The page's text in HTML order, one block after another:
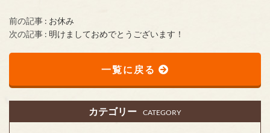
前の記事 : お休み
次の記事 : 明けましておめでとうございます！
一覧に戻る
カテゴリー CATEGORY